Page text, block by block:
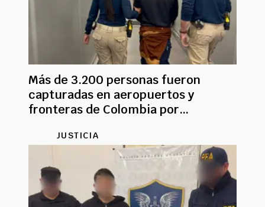
Más de 3.200 personas fueron
capturadas en aeropuertos y
fronteras de Colombia por
JUSTICIA